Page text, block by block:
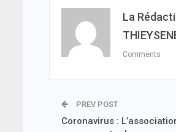
La
Comments
PREV POST
Coronavirus :